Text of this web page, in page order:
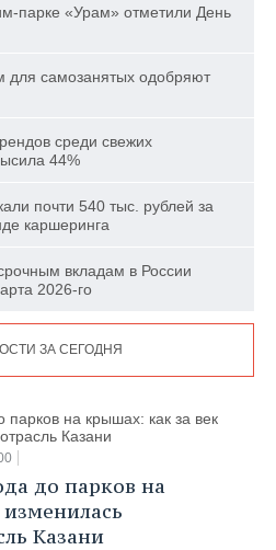
парке «Урам» отметили День
для самозанятых одобряют
среди свежих
44%
почти 540 тыс. рублей за
каршеринга
вкладам в России
2026-го
ЗА СЕГОДНЯ
до парков на
Казани